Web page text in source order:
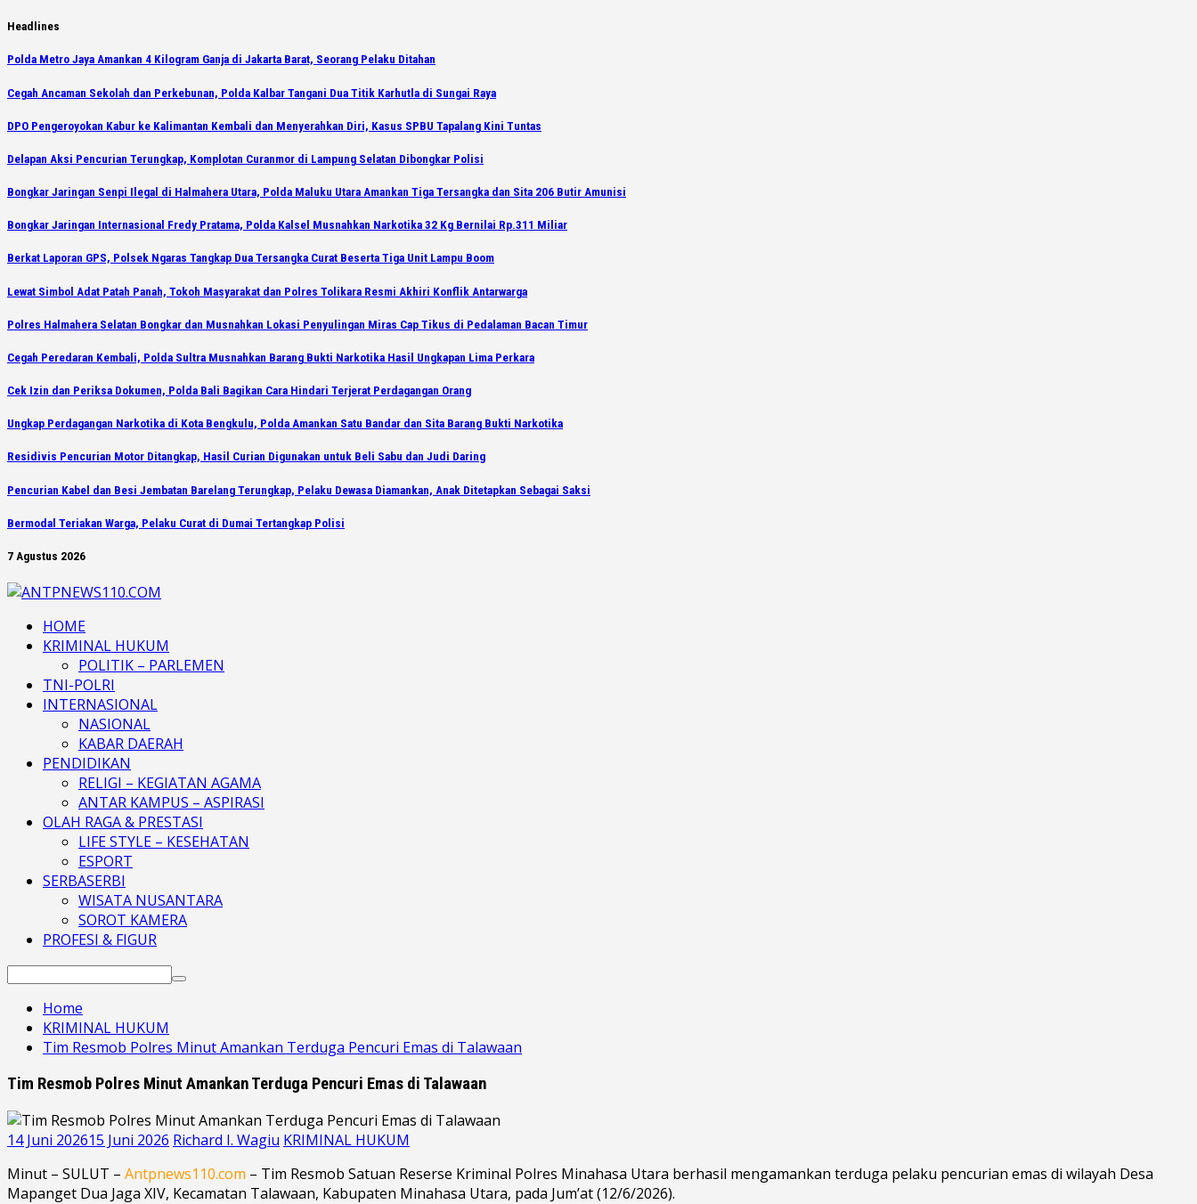
Skip
content
Headlines
Polda Metro Jaya Amankan 4 Kilogram Ganja di Jakarta Barat, Seorang Pelaku Ditahan
Cegah Ancaman Sekolah dan Perkebunan, Polda Kalbar Tangani Dua Titik Karhutla di Sungai Raya
DPO Pengeroyokan Kabur ke Kalimantan Kembali dan Menyerahkan Diri, Kasus SPBU Tapalang Kini Tuntas
Delapan Aksi Pencurian Terungkap, Komplotan Curanmor di Lampung Selatan Dibongkar Polisi
Bongkar Jaringan Senpi Ilegal di Halmahera Utara, Polda Maluku Utara Amankan Tiga Tersangka dan Sita 206 Butir Amunisi
Bongkar Jaringan Internasional Fredy Pratama, Polda Kalsel Musnahkan Narkotika 32 Kg Bernilai Rp.311 Miliar
Berkat Laporan GPS, Polsek Ngaras Tangkap Dua Tersangka Curat Beserta Tiga Unit Lampu Boom
Lewat Simbol Adat Patah Panah, Tokoh Masyarakat dan Polres Tolikara Resmi Akhiri Konflik Antarwarga
Polres Halmahera Selatan Bongkar dan Musnahkan Lokasi Penyulingan Miras Cap Tikus di Pedalaman Bacan Timur
Cegah Peredaran Kembali, Polda Sultra Musnahkan Barang Bukti Narkotika Hasil Ungkapan Lima Perkara
Cek Izin dan Periksa Dokumen, Polda Bali Bagikan Cara Hindari Terjerat Perdagangan Orang
Ungkap Perdagangan Narkotika di Kota Bengkulu, Polda Amankan Satu Bandar dan Sita Barang Bukti Narkotika
Residivis Pencurian Motor Ditangkap, Hasil Curian Digunakan untuk Beli Sabu dan Judi Daring
Pencurian Kabel dan Besi Jembatan Barelang Terungkap, Pelaku Dewasa Diamankan, Anak Ditetapkan Sebagai Saksi
Bermodal Teriakan Warga, Pelaku Curat di Dumai Tertangkap Polisi
7 Agustus 2026
HOME
KRIMINAL HUKUM
POLITIK – PARLEMEN
TNI-POLRI
INTERNASIONAL
NASIONAL
KABAR DAERAH
PENDIDIKAN
RELIGI – KEGIATAN AGAMA
ANTAR KAMPUS – ASPIRASI
OLAH RAGA & PRESTASI
LIFE STYLE – KESEHATAN
ESPORT
SERBASERBI
WISATA NUSANTARA
SOROT KAMERA
PROFESI & FIGUR
Search
Home
KRIMINAL HUKUM
Tim Resmob Polres Minut Amankan Terduga Pencuri Emas di Talawaan
Tim Resmob Polres Minut Amankan Terduga Pencuri Emas di Talawaan
14 Juni 202615 Juni 2026 Richard I. Wagiu KRIMINAL HUKUM
Minut – SULUT – Antpnews110.com – Tim Resmob Satuan Reserse Kriminal Polres Minahasa Utara berhasil mengamankan terduga pelaku pencurian emas di wilayah Desa
Mapanget Dua Jaga XIV, Kecamatan Talawaan, Kabupaten Minahasa Utara, pada Jum’at (12/6/2026).